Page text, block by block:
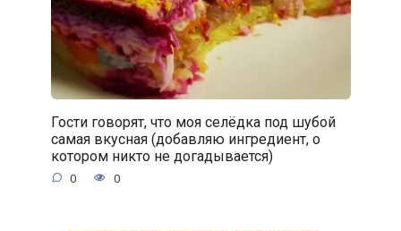
Гости говорят, что моя селёдка под шубой
самая вкусная (добавляю ингредиент, о
котором никто не догадывается)
0 0